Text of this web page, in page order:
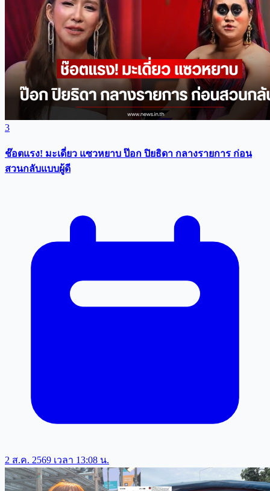
3
ช๊อตแรง! มะเดี่ยว แซวหยาบ ป๊อก ปิยธิดา กลางรายการ ก่อน
สวนกลับแบบผู้ดี
2 ส.ค. 2569 เวลา 13:08 น.